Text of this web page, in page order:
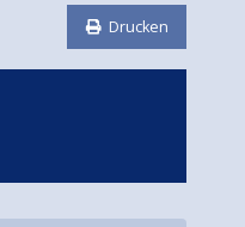
Drucken